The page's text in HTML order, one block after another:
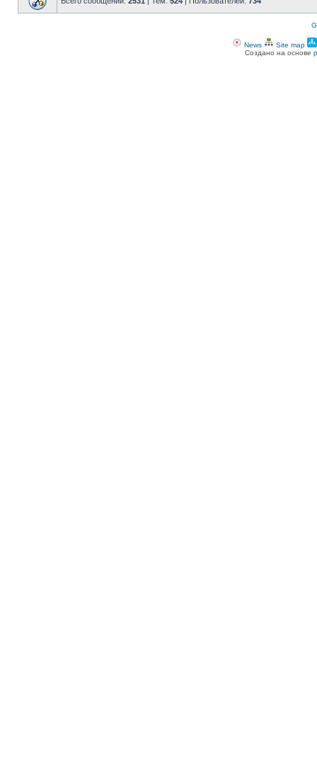
News Site map
Создано на основе